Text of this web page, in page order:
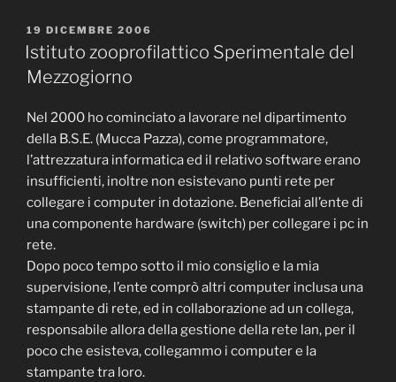
PUBBLICATO
IL
19 DICEMBRE 2006
Istituto zooprofilattico Sperimentale del
Mezzogiorno
Nel 2000 ho cominciato a lavorare nel dipartimento
della B.S.E. (Mucca Pazza), come programmatore,
l’attrezzatura informatica ed il relativo software erano
insufficienti, inoltre non esistevano punti rete per
collegare i computer in dotazione. Beneficiai all’ente di
una componente hardware (switch) per collegare i pc in
rete.
Dopo poco tempo sotto il mio consiglio e la mia
supervisione, l’ente comprò altri computer inclusa una
stampante di rete, ed in collaborazione ad un collega,
responsabile allora della gestione della rete lan, per il
poco che esisteva, collegammo i computer e la
stampante tra loro.